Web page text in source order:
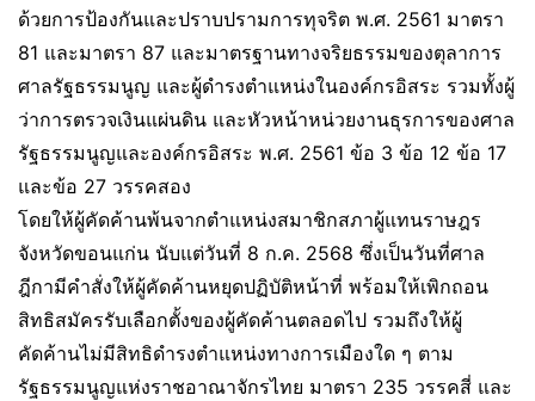
ด้วยการป้องกันและปราบปรามการทุจริต พ.ศ. 2561 มาตรา
81 และมาตรา 87 และมาตรฐานทางจริยธรรมของตุลาการ
ศาลรัฐธรรมนูญ และผู้ดำรงตำแหน่งในองค์กรอิสระ รวมทั้งผู้
ว่าการตรวจเงินแผ่นดิน และหัวหน้าหน่วยงานธุรการของศาล
รัฐธรรมนูญและองค์กรอิสระ พ.ศ. 2561 ข้อ 3 ข้อ 12 ข้อ 17
และข้อ 27 วรรคสอง
โดยให้ผู้คัดค้านพ้นจากตำแหน่งสมาชิกสภาผู้แทนราษฎร
จังหวัดขอนแก่น นับแต่วันที่ 8 ก.ค. 2568 ซึ่งเป็นวันที่ศาล
ฎีกามีคำสั่งให้ผู้คัดค้านหยุดปฏิบัติหน้าที่ พร้อมให้เพิกถอน
สิทธิสมัครรับเลือกตั้งของผู้คัดค้านตลอดไป รวมถึงให้ผู้
คัดค้านไม่มีสิทธิดำรงตำแหน่งทางการเมืองใด ๆ ตาม
รัฐธรรมนูญแห่งราชอาณาจักรไทย มาตรา 235 วรรคสี่ และ